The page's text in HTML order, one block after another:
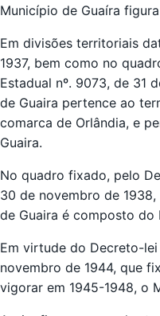
Município de Guaíra
Em divisões territoriais
1937, bem como no
Estadual nº. 9073, de 31
de Guaira pertence ao
comarca de Orlândia, e
Guaira.
No quadro fixado, pelo
30 de novembro de
de Guaira é composto do
Em virtude do Decreto-
novembro de 1944, que
vigorar em 1945-1948, o